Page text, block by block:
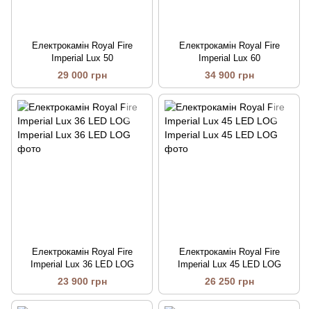
Електрокамін Royal Fire
Imperial Lux 50
29 000 грн
Електрокамін Royal Fire
Imperial Lux 60
34 900 грн
Електрокамін Royal Fire
Imperial Lux 36 LED LOG
23 900 грн
Електрокамін Royal Fire
Imperial Lux 45 LED LOG
26 250 грн